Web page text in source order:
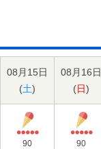
08月15日
(土)
08月16日
(日)
90 90